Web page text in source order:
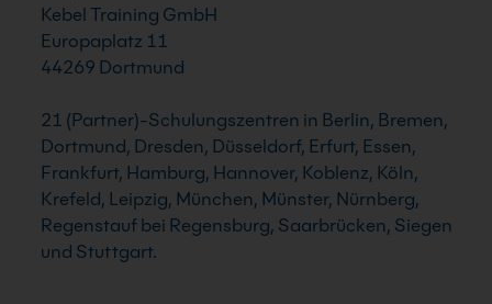
Kebel Training GmbH
Europaplatz 11
44269 Dortmund
21 (Partner)-Schulungszentren in Berlin, Bremen,
Dortmund, Dresden, Düsseldorf, Erfurt, Essen,
Frankfurt, Hamburg, Hannover, Koblenz, Köln,
Krefeld, Leipzig, München, Münster, Nürnberg,
Regenstauf bei Regensburg, Saarbrücken, Siegen
und Stuttgart.